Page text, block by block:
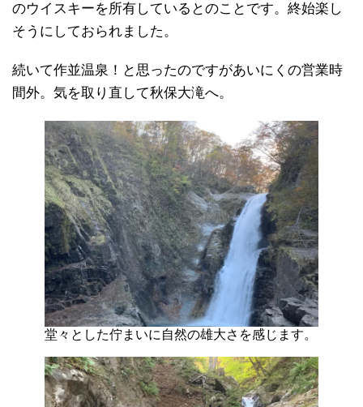
のウイスキーを所有しているとのことです。終始楽し
そうにしておられました。
続いて作並温泉！と思ったのですがあいにくの営業時
間外。気を取り直して秋保大滝へ。
堂々とした佇まいに自然の雄大さを感じます。